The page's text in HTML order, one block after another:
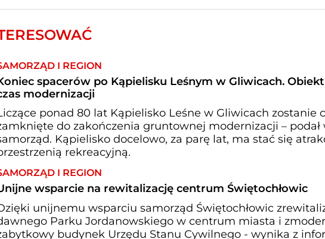
I REGION
spacerów po Kąpielisku Leśnym w Gliwicach.
modernizacji
ponad 80 lat Kąpielisko Leśne w Gliwicach zostanie
do zakończenia gruntownej modernizacji – podał
Kąpielisko docelowo, za parę lat, ma stać się
rekreacyjną.
I REGION
wsparcie na rewitalizację centrum Świętochłowic
unijnemu wsparciu samorząd Świętochłowic
Parku Jordanowskiego w centrum miasta i
budynek Urzędu Stanu Cywilnego - wynika z